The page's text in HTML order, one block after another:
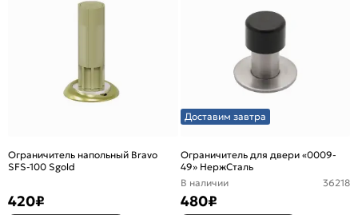
Ограничитель напольный Bravo
SFS-100 Sgold
420₽
Доставим завтра
Ограничитель для двери «0009-
49» НержСталь
В наличии
36218
480₽